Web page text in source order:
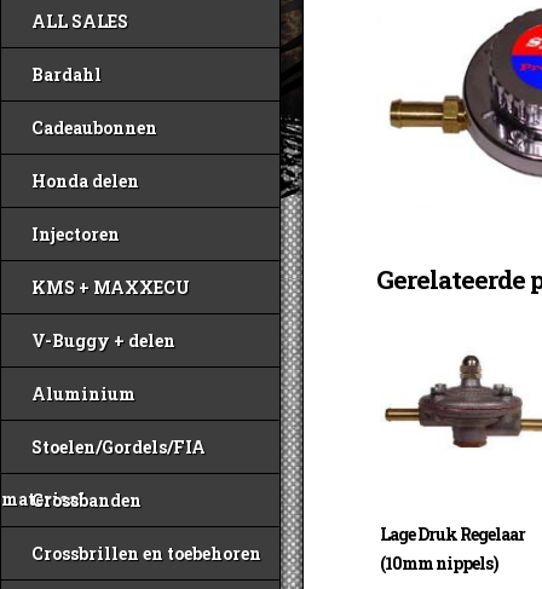
ALL SALES
Bardahl
Cadeaubonnen
Honda delen
Injectoren
KMS + MAXXECU
V-Buggy + delen
Aluminium
Stoelen/Gordels/FIA
materiaal
Crossbanden
Crossbrillen en toebehoren
Gerelateerde
Lage Druk Regelaar
(10mm nippels)